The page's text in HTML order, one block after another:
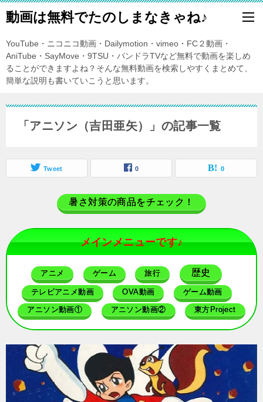
動画は無料でたのしまなきゃね♪
YouTube・ニコニコ動画・Dailymotion・vimeo・FC２動画・
AniTube・SayMove・9TSU・パンドラTVなど無料で動画を楽しめ
ることができますよね？そんな無料動画を検索しやすくまとめて、
簡単な説明も書いていこうと思います。
「アニソン（吉田亜矢）」の記事一覧
Tweet 0 0
暑さ対策の商品をチェック！
メインメニューです♪
アニメ ゲーム 旅行 歴史
テレビアニメ動画 OVA動画 ゲーム動画
アニソン動画① アニソン動画② 東方Project